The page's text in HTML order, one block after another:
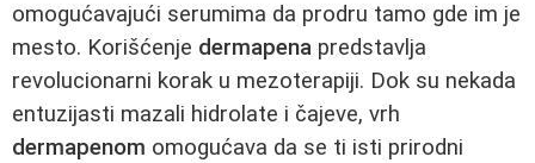
omogućavajući serumima da prodru tamo gde im je
mesto. Korišćenje dermapena predstavlja
revolucionarni korak u mezoterapiji. Dok su nekada
entuzijasti mazali hidrolate i čajeve, vrh
dermapenom omogućava da se ti isti prirodni